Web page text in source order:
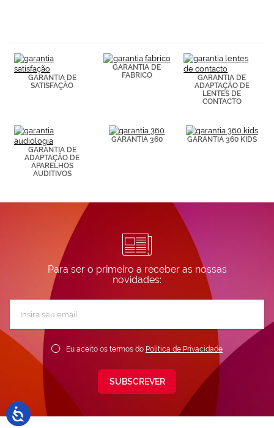
Puedes
consultar más
información en
nuestra
GARANTIA DE
SATISFAÇÃO
GARANTIA DE
FABRICO
GARANTIA DE
ADAPTAÇÃO DE
LENTES DE
CONTACTO
GARANTIA DE
ADAPTAÇÃO DE
APARELHOS
AUDITIVOS
GARANTIA 360 GARANTIA 360 KIDS
Para ser o primeiro a receber as nossas
novidades:
Newsletter:
Eu aceito os termos do Política de Privacidade
SUBSCREVER